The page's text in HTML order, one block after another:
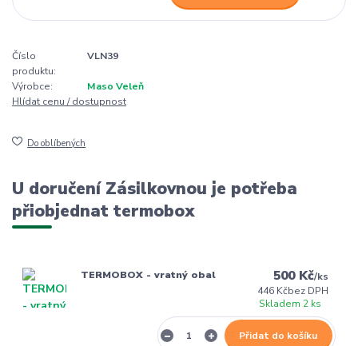
Číslo
produktu:
VLN39
Výrobce:
Maso Veleň
Hlídat cenu / dostupnost
Do oblíbených
U doručení Zásilkovnou je potřeba
přiobjednat termobox
TERMOBOX - vratný obal 500 Kč/ks
446 Kčbez DPH
Skladem 2 ks
Přidat do košíku